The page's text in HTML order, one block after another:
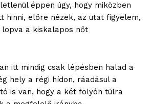
éppen úgy, hogy miközben
hinni, előre nézek, az utat figyelem,
a kiskalapos nőt
itt mindig csak lépésben halad a
hely a régi hídon, ráadásul a
is van, hogy a két folyón túlra